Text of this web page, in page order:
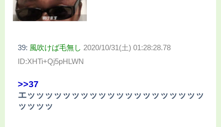
39: 風吹けば毛無し 2020/10/31(土) 01:28:28.78
ID:XHTi+Qj5pHLWN
>>37
エッッッッッッッッッッッッッッッッッッッッ
ッッッッ